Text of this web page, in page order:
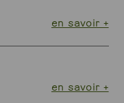
en savoir +
en savoir +